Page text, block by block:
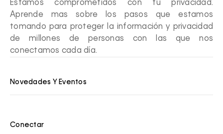
Estamos comprometidos con tu privacidad.
Aprende mas sobre los pasos que estamos
tomando para proteger la información y privacidad
de millones de personas con las que nos
conectamos cada día.
Novedades Y Eventos
Conectar